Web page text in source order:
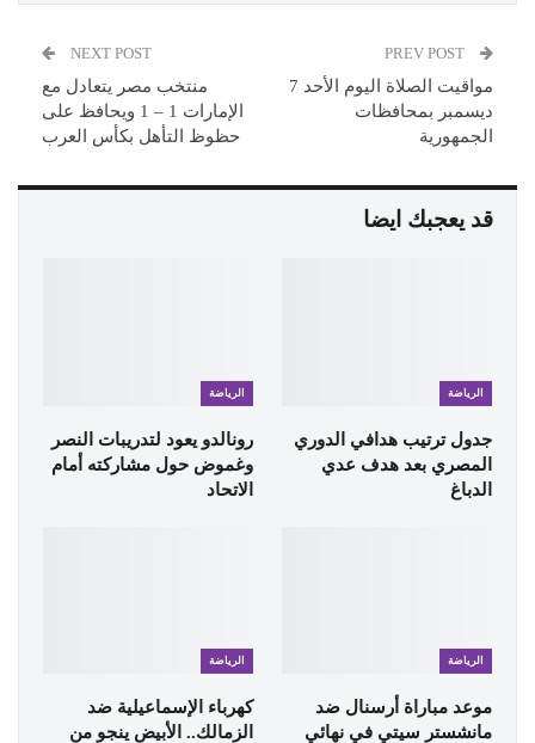
مواقيت الصلاة اليوم الأحد 7
ديسمبر بمحافظات
الجمهورية
NEXT POST
منتخب مصر يتعادل مع
الإمارات 1 – 1 ويحافظ على
حظوظ التأهل بكأس العرب
قد يعجبك ايضا
الرياضة
جدول ترتيب هدافي الدوري
المصري بعد هدف عدي
الدباغ
الرياضة
رونالدو يعود لتدريبات النصر
وغموض حول مشاركته أمام
الاتحاد
الرياضة
موعد مباراة أرسنال ضد
مانشستر سيتي في نهائي
الرياضة
كهرباء الإسماعيلية ضد
الزمالك.. الأبيض ينجو من